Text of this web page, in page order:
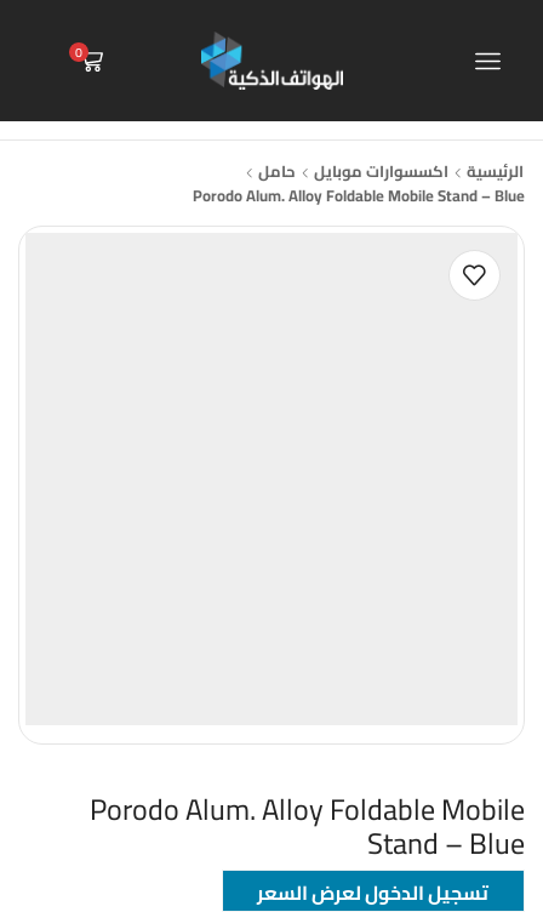
0
الرئيسية اكسسوارات موبايل
حامل
Porodo Alum. Alloy Foldable Mobile Stand – Blue
Porodo Alum. Alloy Foldable Mobile
Stand – Blue
تسجيل الدخول لعرض السعر